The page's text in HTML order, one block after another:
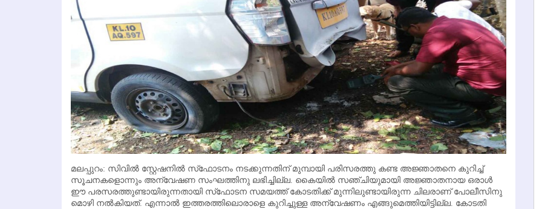
മലപ്പുറം: സിവില്‍ സ്റ്റേഷനില്‍ സ്‌ഫോടനം നടക്കുന്നതിന് മുമ്പായി പരിസരത്തു കണ്ട അജ്ഞാതനെ കുറിച്ച്
സൂചനകളൊന്നും അന്വേഷണ സംഘത്തിനു ലഭിച്ചില്ല. കൈയില്‍ സഞ്ചിയുമായി അജ്ഞാതനായ ഒരാള്‍
ഈ പരസരത്തുണ്ടായിരുന്നതായി സ്‌ഫോടന സമയത്ത് കോടതിക്ക് മുന്നിലുണ്ടായിരുന്ന ചിലരാണ് പോലീസിനു
മൊഴി നല്‍കിയത്. എന്നാല്‍ ഇത്തരത്തിലൊരാളെ കുറിച്ചുള്ള അന്വേഷണം എങ്ങുമെത്തിയിട്ടില്ല. കോടതി